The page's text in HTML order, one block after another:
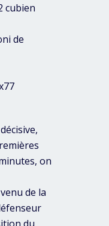
cubien
de
on
de la